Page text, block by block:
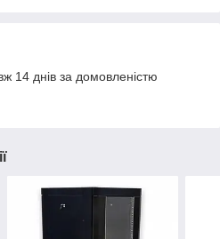
14 днів за домовленістю